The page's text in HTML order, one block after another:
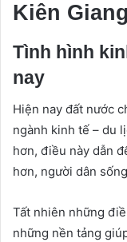
Kiên
Tình hình
nay
Hiện nay đất nước
ngành kinh tế – du
hơn, điều này dẫn
hơn, người dân
Tất nhiên những
những nền tảng